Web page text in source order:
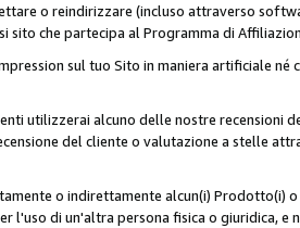
o reindirizzare (incluso attraverso
sito che partecipa al Programma di
sul tuo Sito in maniera artificiale
utilizzerai alcuno delle nostre recensioni
del cliente o valutazione a stelle
o indirettamente alcun(i) Prodotto(i)
l'uso di un'altra persona fisica o giuridica,